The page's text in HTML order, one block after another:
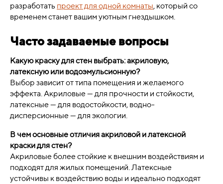
разработать проект для одной комнаты, который со
временем станет вашим уютным гнездышком.
Часто задаваемые вопросы
Какую краску для стен выбрать: акриловую,
латексную или водоэмульсионную?
Выбор зависит от типа помещения и желаемого
эффекта. Акриловые — для прочности и стойкости,
латексные — для водостойкости, водно-
дисперсионные — для экологии.
В чем основные отличия акриловой и латексной
краски для стен?
Акриловые более стойкие к внешним воздействиям и
подходят для жилых помещений. Латексные
устойчивы к воздействию воды и идеально подходят